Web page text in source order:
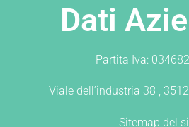
Dati
Partita Iva:
Viale dell’industria 38 ,
Sitemap del